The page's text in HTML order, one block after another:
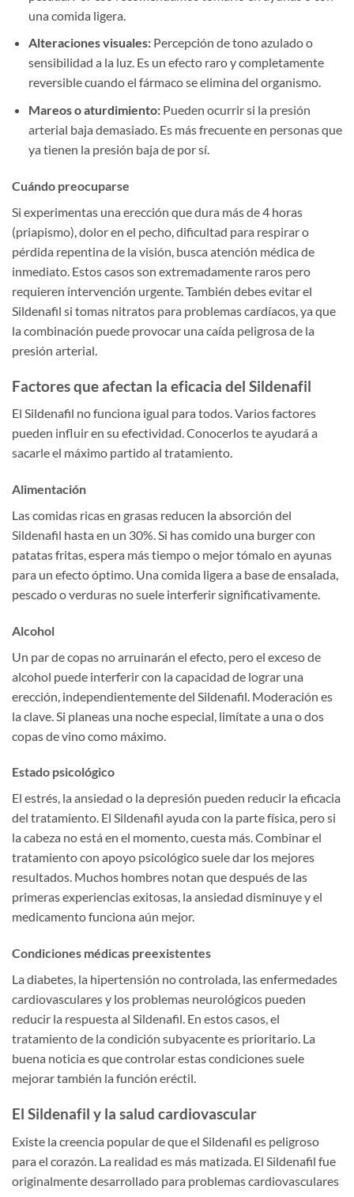
una comida ligera.
Alteraciones visuales:Percepción de tono azulado o
sensibilidad a la luz. Es un efecto raro y completamente
reversible cuando el fármaco se elimina del organismo.
Mareos o aturdimiento:Pueden ocurrir si la presión
arterial baja demasiado. Es más frecuente en personas que
ya tienen la presión baja de por sí.
Cuándo preocuparse
Si experimentas una erección que dura más de 4 horas
(priapismo), dolor en el pecho, dificultad para respirar o
pérdida repentina de la visión, busca atención médica de
inmediato. Estos casos son extremadamente raros pero
requieren intervención urgente. También debes evitar el
Sildenafil si tomas nitratos para problemas cardíacos, ya que
la combinación puede provocar una caída peligrosa de la
presión arterial.
Factores que afectan la eficacia del Sildenafil
El Sildenafil no funciona igual para todos. Varios factores
pueden influir en su efectividad. Conocerlos te ayudará a
sacarle el máximo partido al tratamiento.
Alimentación
Las comidas ricas en grasas reducen la absorción del
Sildenafil hasta en un 30%. Si has comido una burger con
patatas fritas, espera más tiempo o mejor tómalo en ayunas
para un efecto óptimo. Una comida ligera a base de ensalada,
pescado o verduras no suele interferir significativamente.
Alcohol
Un par de copas no arruinarán el efecto, pero el exceso de
alcohol puede interferir con la capacidad de lograr una
erección, independientemente del Sildenafil. Moderación es
la clave. Si planeas una noche especial, limítate a una o dos
copas de vino como máximo.
Estado psicológico
El estrés, la ansiedad o la depresión pueden reducir la eficacia
del tratamiento. El Sildenafil ayuda con la parte física, pero si
la cabeza no está en el momento, cuesta más. Combinar el
tratamiento con apoyo psicológico suele dar los mejores
resultados. Muchos hombres notan que después de las
primeras experiencias exitosas, la ansiedad disminuye y el
medicamento funciona aún mejor.
Condiciones médicas preexistentes
La diabetes, la hipertensión no controlada, las enfermedades
cardiovasculares y los problemas neurológicos pueden
reducir la respuesta al Sildenafil. En estos casos, el
tratamiento de la condición subyacente es prioritario. La
buena noticia es que controlar estas condiciones suele
mejorar también la función eréctil.
El Sildenafil y la salud cardiovascular
Existe la creencia popular de que el Sildenafil es peligroso
para el corazón. La realidad es más matizada. El Sildenafil fue
originalmente desarrollado para problemas cardiovasculares